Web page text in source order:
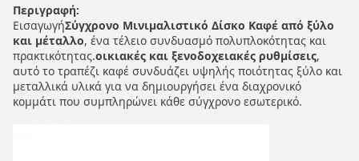
Περιγραφή:
ΕισαγωγήΣύγχρονο Μινιμαλιστικό Δίσκο Καφέ από ξύλο
και μέταλλο, ένα τέλειο συνδυασμό πολυπλοκότητας και
πρακτικότητας.οικιακές και ξενοδοχειακές ρυθμίσεις,
αυτό το τραπέζι καφέ συνδυάζει υψηλής ποιότητας ξύλο και
μεταλλικά υλικά για να δημιουργήσει ένα διαχρονικό
κομμάτι που συμπληρώνει κάθε σύγχρονο εσωτερικό.